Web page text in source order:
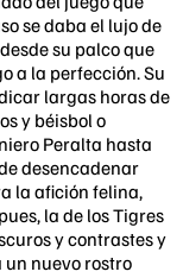
se daba el lujo de
su palco que
a la perfección. Su
largas horas de
y béisbol o
Peralta hasta
desencadenar
la afición felina,
la de los Tigres
y contrastes y
un nuevo rostro